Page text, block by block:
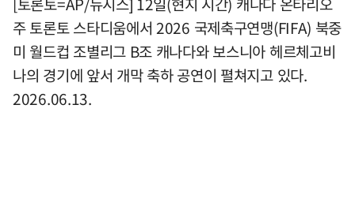
주 토론토 스타디움에서 2026 국제축구연맹(FIFA) 북중
미 월드컵 조별리그 B조 캐나다와 보스니아 헤르체고비
나의 경기에 앞서 개막 축하 공연이 펼쳐지고 있다.
2026.06.13.